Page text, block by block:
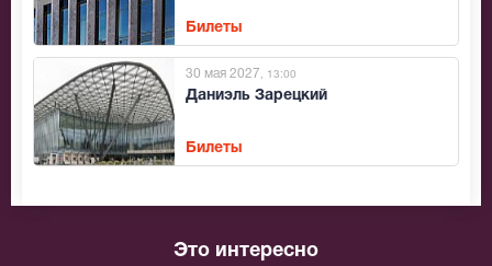
Билеты
Даниэль Зарецкий
30 мая 2027 , 13:00
Билеты
Это интересно